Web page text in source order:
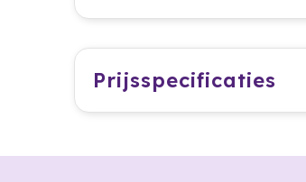
Prijsspecificaties